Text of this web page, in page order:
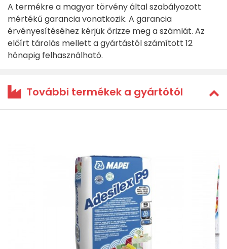
A termékre a magyar törvény által szabályozott
mértékű garancia vonatkozik. A garancia
érvényesítéséhez kérjük őrizze meg a számlát. Az
előírt tárolás mellett a gyártástól számított 12
hónapig felhasználható.
További termékek a gyártótól